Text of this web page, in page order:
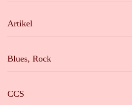
Artikel
Blues, Rock
CCS